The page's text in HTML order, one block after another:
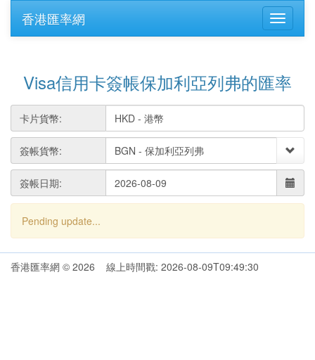
香港匯率網
Visa信用卡簽帳保加利亞列弗的匯率
卡片貨幣:
簽帳貨幣:
簽帳日期:
Pending update...
香港匯率網 © 2026 線上時間戳: 2026-08-09T09:49:30